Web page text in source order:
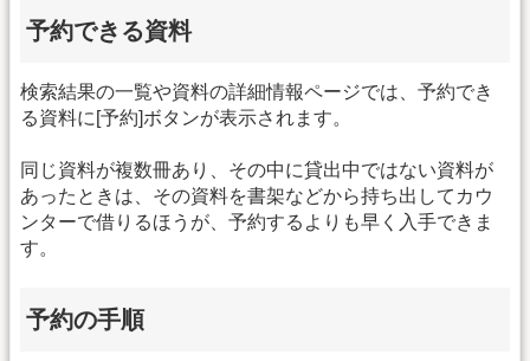
予約できる資料
検索結果の一覧や資料の詳細情報ページでは、予約でき
る資料に[予約]ボタンが表示されます。
同じ資料が複数冊あり、その中に貸出中ではない資料が
あったときは、その資料を書架などから持ち出してカウ
ンターで借りるほうが、予約するよりも早く入手できま
す。
予約の手順